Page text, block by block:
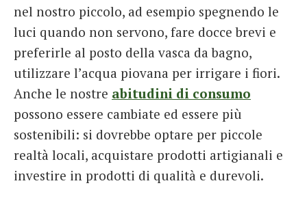
nel nostro piccolo, ad esempio spegnendo le
luci quando non servono, fare docce brevi e
preferirle al posto della vasca da bagno,
utilizzare l’acqua piovana per irrigare i fiori.
Anche le nostre abitudini di consumo
possono essere cambiate ed essere più
sostenibili: si dovrebbe optare per piccole
realtà locali, acquistare prodotti artigianali e
investire in prodotti di qualità e durevoli.